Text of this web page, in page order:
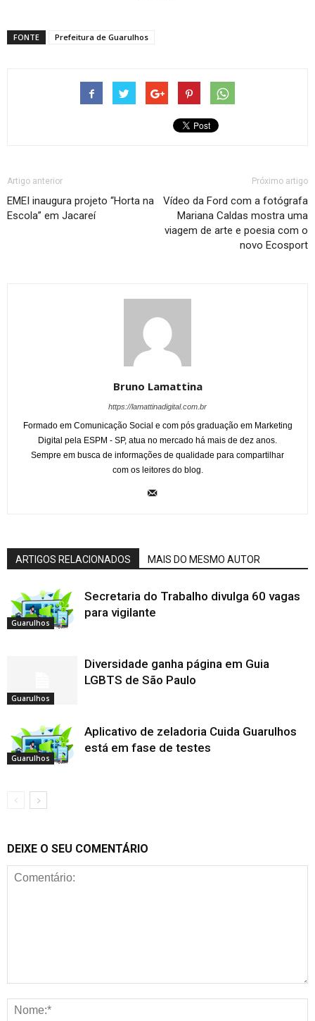
FONTE Prefeitura de Guarulhos
Artigo anterior
EMEI inaugura projeto “Horta na
Escola” em Jacareí
Próximo artigo
Vídeo da Ford com a fotógrafa
Mariana Caldas mostra uma
viagem de arte e poesia com o
novo Ecosport
Bruno Lamattina
https://lamattinadigital.com.br
Formado em Comunicação Social e com pós graduação em Marketing
Digital pela ESPM - SP, atua no mercado há mais de dez anos.
Sempre em busca de informações de qualidade para compartilhar
com os leitores do blog.
ARTIGOS RELACIONADOS MAIS DO MESMO AUTOR
Guarulhos
Secretaria do Trabalho divulga 60 vagas
para vigilante
Guarulhos
Diversidade ganha página em Guia
LGBTS de São Paulo
Guarulhos
Aplicativo de zeladoria Cuida Guarulhos
está em fase de testes
DEIXE O SEU COMENTÁRIO